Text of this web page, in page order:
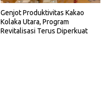
Genjot Produktivitas Kakao
Kolaka Utara, Program
Revitalisasi Terus Diperkuat